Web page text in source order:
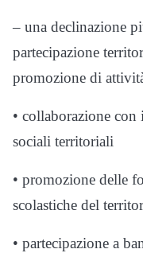
– una declinazione
partecipazione
promozione di
• collaborazione
sociali territoriali
• promozione delle
scolastiche del
• partecipazione a